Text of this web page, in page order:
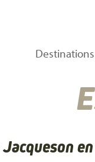
Destinations